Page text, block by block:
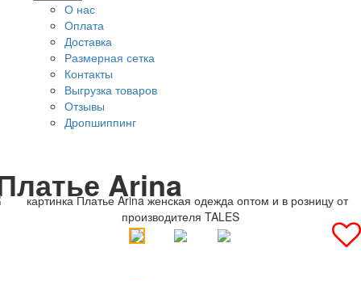
О нас
Оплата
Доставка
Размерная сетка
Контакты
Выгрузка товаров
Отзывы
Дропшиппинг
Arina